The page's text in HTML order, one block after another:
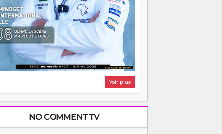
les vieux ont l'expérience, comme on
Ce n'est pas un combat de générations
c'est une question d'équipage. Partagez
réussites, mais aussi vos échecs. Surtout
échecs, d'ailleurs — ils enseignent
que n'importe quel manuel. À
la barque avance. Il faut juste
que tout le monde rame dans le
Voir plus
NO COMMENT TV